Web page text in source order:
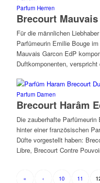
Parfum Herren
Brecourt
Für die männlichen
Parfümeurin Emilie Bouge
Mauvais Garcon EdP
Duftkomponenten,
Parfum Damen
Brecourt Harâm
Die zauberhafte
hinter einer französischen
Düfte vorgestellt haben:
Libre, Brecourt Contre
« ‹ 10 11